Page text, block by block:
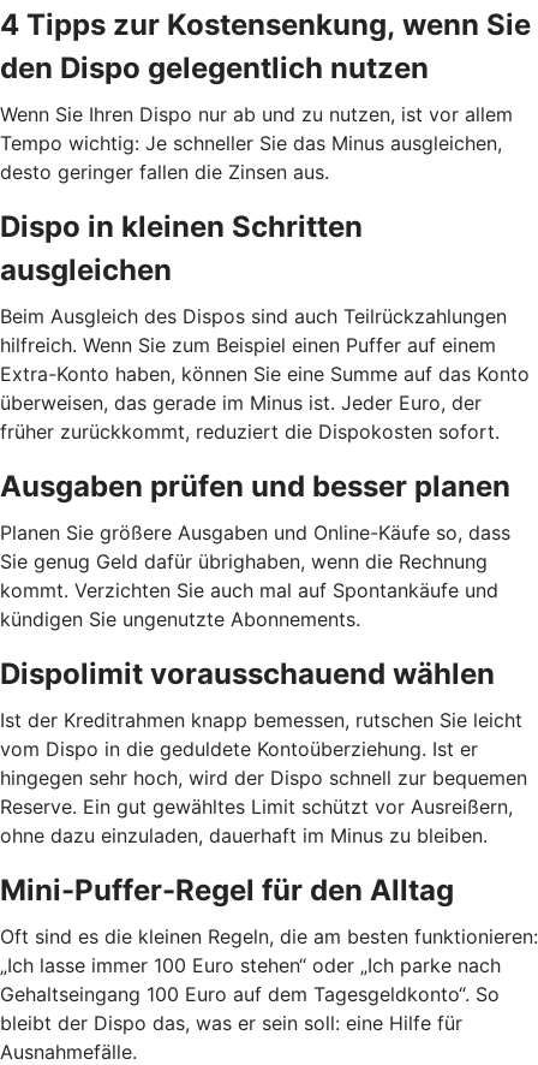
4 Tipps zur Kostensenkung, wenn Sie
den Dispo gelegentlich nutzen
Wenn Sie Ihren Dispo nur ab und zu nutzen, ist vor allem
Tempo wichtig: Je schneller Sie das Minus ausgleichen,
desto geringer fallen die Zinsen aus.
Dispo in kleinen Schritten
ausgleichen
Beim Ausgleich des Dispos sind auch Teilrückzahlungen
hilfreich. Wenn Sie zum Beispiel einen Puffer auf einem
Extra-Konto haben, können Sie eine Summe auf das Konto
überweisen, das gerade im Minus ist. Jeder Euro, der
früher zurückkommt, reduziert die Dispokosten sofort.
Ausgaben prüfen und besser planen
Planen Sie größere Ausgaben und Online-Käufe so, dass
Sie genug Geld dafür übrighaben, wenn die Rechnung
kommt. Verzichten Sie auch mal auf Spontankäufe und
kündigen Sie ungenutzte Abonnements.
Dispolimit vorausschauend wählen
Ist der Kreditrahmen knapp bemessen, rutschen Sie leicht
vom Dispo in die geduldete Kontoüberziehung. Ist er
hingegen sehr hoch, wird der Dispo schnell zur bequemen
Reserve. Ein gut gewähltes Limit schützt vor Ausreißern,
ohne dazu einzuladen, dauerhaft im Minus zu bleiben.
Mini-Puffer-Regel für den Alltag
Oft sind es die kleinen Regeln, die am besten funktionieren:
„Ich lasse immer 100 Euro stehen“ oder „Ich parke nach
Gehaltseingang 100 Euro auf dem Tagesgeldkonto“. So
bleibt der Dispo das, was er sein soll: eine Hilfe für
Ausnahmefälle.